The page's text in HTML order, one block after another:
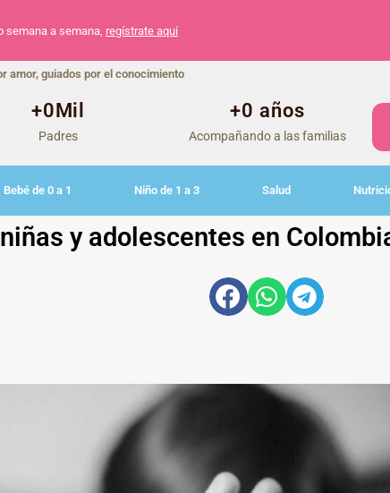
semana a semana, regístrate aquí
amor, guiados por el conocimiento
Padres
+0Mil
Acompañando a las familias
+0 años
Bebé de 0 a 1 Niño de 1 a 3 Salud
y adolescentes en